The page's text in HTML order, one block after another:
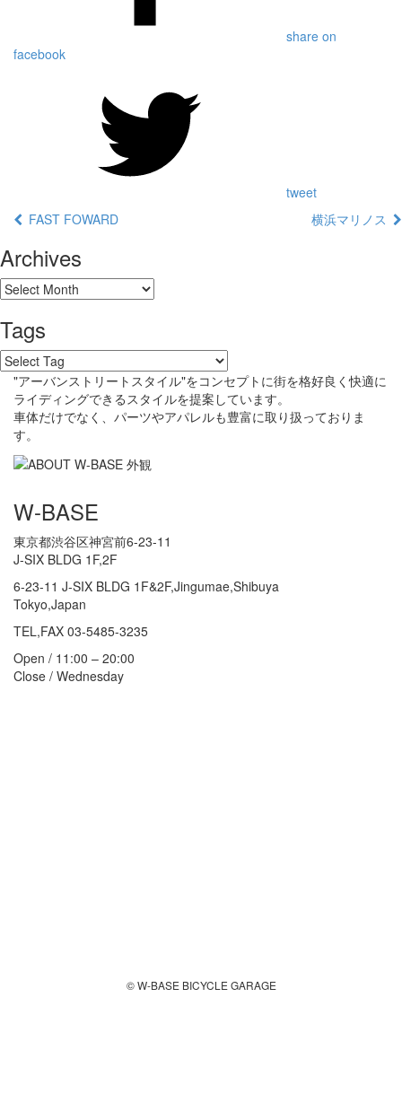
share on
facebook
tweet
FAST FOWARD
横浜マリノス
Archives
Tags
"アーバンストリートスタイル"をコンセプトに街を格好良く快適に
ライディングできるスタイルを提案しています。
車体だけでなく、パーツやアパレルも豊富に取り扱っておりま
す。
W-BASE
東京都渋谷区神宮前6-23-11
J-SIX BLDG 1F,2F
6-23-11 J-SIX BLDG 1F&2F,Jingumae,Shibuya
Tokyo,Japan
TEL,FAX 03-5485-3235
Open / 11:00 – 20:00
Close / Wednesday
© W-BASE BICYCLE GARAGE